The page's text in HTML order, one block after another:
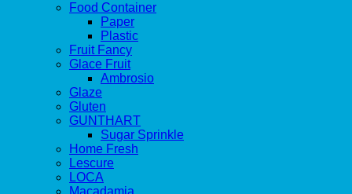
Food Container
Paper
Plastic
Fruit Fancy
Glace Fruit
Ambrosio
Glaze
Gluten
GUNTHART
Sugar Sprinkle
Home Fresh
Lescure
LOCA
Macadamia